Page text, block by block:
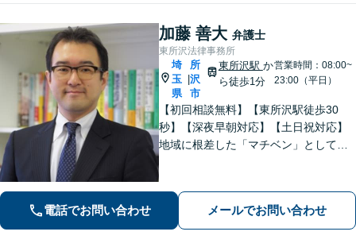
加藤 善大 弁護士
東所沢法律事務所
埼
玉
県
所
沢
市
東所沢駅 か
ら徒歩1分
営業時間：08:00~
23:00（平日）
【初回相談無料】【東所沢駅徒歩30
秒】【深夜早朝対応】【土日祝対応】
地域に根差した「マチベン」として、
も承ります。リーズナブルな料金体系
をご提供しています。
電話でお問い合わせ メールでお問い合わせ